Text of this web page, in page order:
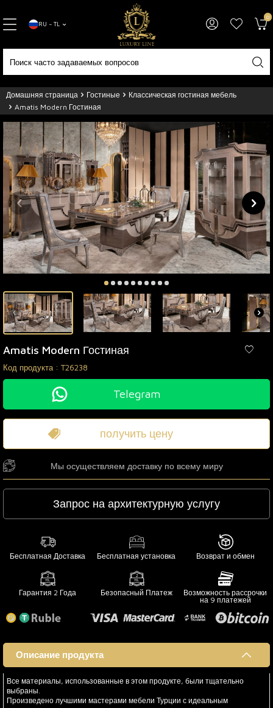
RU − TL
0
Домашняя страница Гостиные
Классическая гостиная мебель
Amatis Modern Гостиная
Amatis Modern Гостиная
Код продукта : T26238
Telegram
получить цену
Мы осуществляем доставку по всему миру
Запрос на архитектурную услугу
Бесплатная Доставка Бесплатная установка Возврат и обмен
Гарантия 2 Года Безопасный Платеж
Возможность рассрочки
на 9 платежей
Описание продукта
Все материалы, использованные в этом продукте, были тщательно
выбраны.
Произведено лучшими мастерами мебели Турции с идеальным